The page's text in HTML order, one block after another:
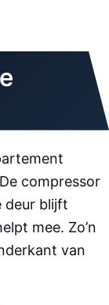
compressor
deur blijft
mee. Zo’n
van